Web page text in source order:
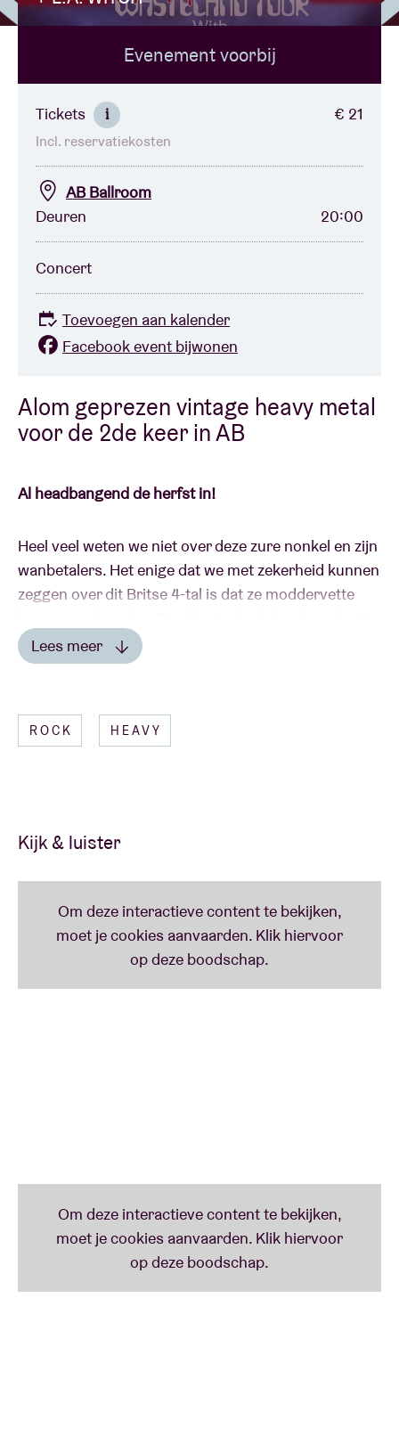
BRDCST
ABtv
Concertcheque
Over AB
Contact
Alom geprezen vintage heavy metal
voor de 2de keer in AB
Al headbangend de herfst in!
Heel veel weten we niet over deze zure nonkel en zijn
wanbetalers. Het enige dat we met zekerheid kunnen
zeggen over dit Britse 4-tal is dat ze moddervette
de late jaren '60 als Black Sabbath en Alice Cooper,
maken de mannen van
2013 nog in een uitverkochte AB Club en nu
helemaal terug met een nieuwe plaat onder de arm!
Lees meer
Heb je toevallig de eerste druk van de vinyl ‘Blood
Lees minder
ROCK HEAVY
Kijk & luister
Evenement voorbij
Tickets i € 21
Incl. reservatiekosten
AB Ballroom
Deuren
20:00
Concert
Toevoegen aan kalender
Facebook event bijwonen